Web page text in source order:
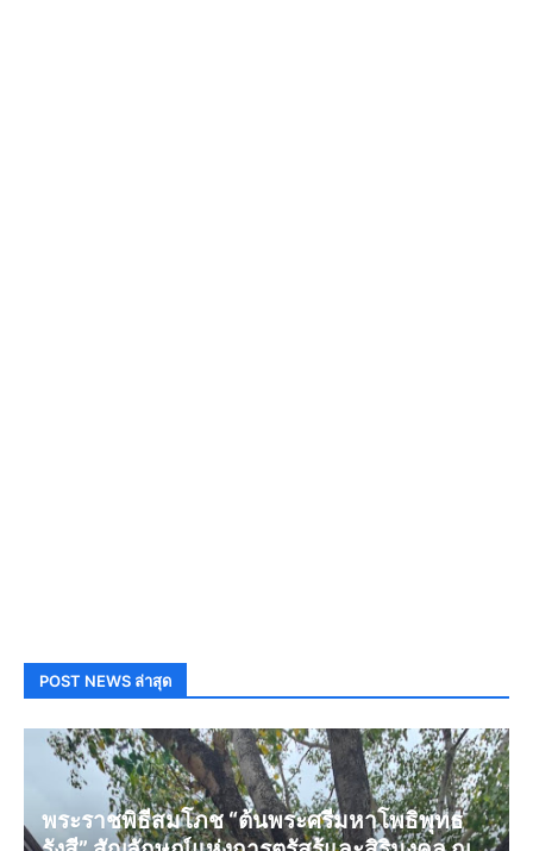
POST NEWS ล่าสุด
พระราชพิธีสมโภช “ต้นพระศรีมหาโพธิพุทธ